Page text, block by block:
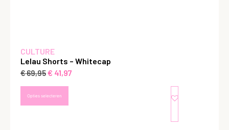
CULTURE
Lelau Shorts – Whitecap
€69,95€ 41,97
Opties selecteren